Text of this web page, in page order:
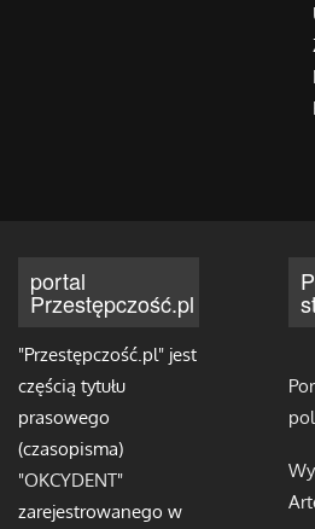
portal
Przestępczość.pl
"Przestępczość.pl" jest
częścią tytułu
prasowego
(czasopisma)
"OKCYDENT"
zarejestrowanego w